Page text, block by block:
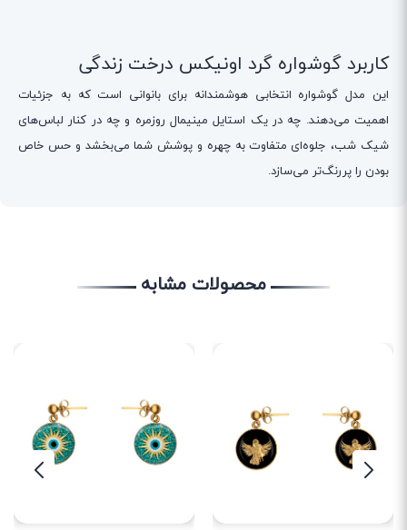
کاربرد گوشواره گرد اونیکس درخت زندگی
این مدل گوشواره انتخابی هوشمندانه برای بانوانی است که به جزئیات
اهمیت می‌دهند. چه در یک استایل مینیمال روزمره و چه در کنار لباس‌های
شیک شب، جلوه‌ای متفاوت به چهره و پوشش شما می‌بخشد و حس خاص
بودن را پررنگ‌تر می‌سازد.
محصولات مشابه